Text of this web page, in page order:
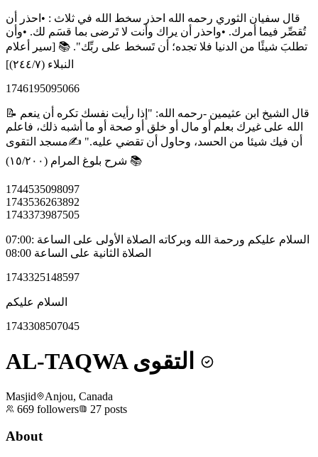
قال سفيان الثوري رحمه الله احذر سخط الله في ثلاث : •احذر أن
تُقصِّر فيما أمرك. •واحذر أن يراك وأنت لا تَرضى بما قسَم لك. •وأن
تطلبَ شيئًا من الدنيا فلا تجده؛ أن تَسخط على ربِّك". 📚 [سير أعلام
النبلاء (٢٤٤/٧)]
1746195095066
📝 ‏قال الشيخ ابن عثيمين -رحمه الله: "إذا رأيت نفسك تكره أن ينعم
الله على غيرك بعلم أو مال أو خلق أو صحة أو ما أشبه ذلك، فاعلم
أن فيك شيئا من الحسد، وحاول أن تقضي عليه." ✍️مسجد التقوى
📚 شرح بلوغ المرام (١٥/٢٠٠)
1744535098097
1743536263892
1743373987505
السلام عليكم ورحمة الله وبركاته الصلاة الأولى على الساعة :07:00
الصلاة الثانية على الساعة 08:00
1743325148597
السلام عليكم
1743308507045
Masjid
Anjou, Canada
669 followers 27 posts
About